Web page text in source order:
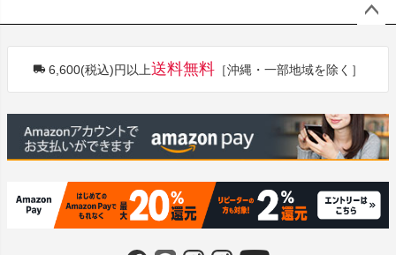
へ
6,600(税込)円以上送料無料 ［沖縄・一部地域を除く］